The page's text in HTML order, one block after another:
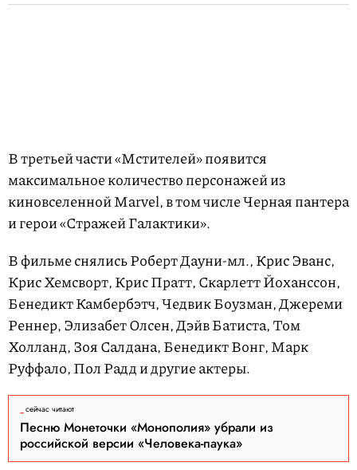
В третьей части «Мстителей» появится
максимальное количество персонажей из
киновселенной Marvel, в том числе Черная пантера
и герои «Стражей Галактики».
В фильме снялись Роберт Дауни-мл., Крис Эванс,
Крис Хемсворт, Крис Пратт, Скарлетт Йоханссон,
Бенедикт Камбербэтч, Чедвик Боузман, Джереми
Реннер, Элизабет Олсен, Дэйв Батиста, Том
Холланд, Зоя Салдана, Бенедикт Вонг, Марк
Руффало, Пол Радд и другие актеры.
сейчас читают
Песню Монеточки «Монополия» убрали из
российской версии «Человека-паука»